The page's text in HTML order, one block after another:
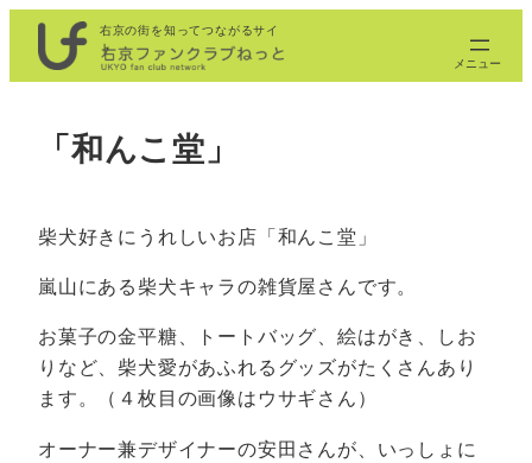
を
右京の街を知ってつながるサイ
ト
「和んこ堂」
柴犬好きにうれしいお店「和んこ堂」
嵐山にある柴犬キャラの雑貨屋さんです。
お菓子の金平糖、トートバッグ、絵はがき、しお
りなど、柴犬愛があふれるグッズがたくさんあり
ます。（４枚目の画像はウサギさん）
オーナー兼デザイナーの安田さんが、いっしょに